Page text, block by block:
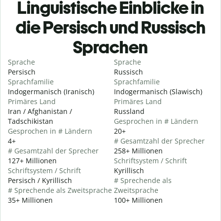
Linguistische Einblicke in
die Persisch und Russisch
Sprachen
Sprache
Persisch
Sprachfamilie
Indogermanisch (Iranisch)
Primäres Land
Iran / Afghanistan /
Tadschikistan
Gesprochen in # Ländern
4+
# Gesamtzahl der Sprecher
127+ Millionen
Schriftsystem / Schrift
Persisch / Kyrillisch
# Sprechende als Zweitsprache
35+ Millionen
Sprache
Russisch
Sprachfamilie
Indogermanisch (Slawisch)
Primäres Land
Russland
Gesprochen in # Ländern
20+
# Gesamtzahl der Sprecher
258+ Millionen
Schriftsystem / Schrift
Kyrillisch
# Sprechende als
Zweitsprache
100+ Millionen